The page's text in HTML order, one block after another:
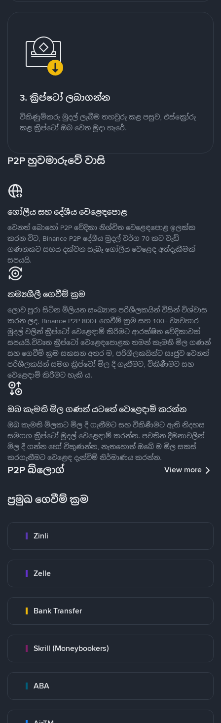
3. ක්‍රිප්ටෝ ලබාගන්න
විකිණුම්කරු මුදල් ලැබීම තහවුරු කළ පසුව, එස්ක්‍රෝරු
කළ ක්‍රිප්ටෝ ඔබ වෙත මුදා හැරේ.
P2P හුවමාරුවේ වාසි
ගෝලීය සහ දේශීය වෙළෙඳපොළ
වෙනත් බොහෝ P2P වේදිකා නිශ්චිත වෙළෙඳපොළ ඉලක්ක
කරන විට, Binance P2P දේශීය මුදල් වර්ග 70 කට වැඩි
ගණනකට සහය දක්වන සැබෑ ගෝලීය වෙළෙඳ අත්දැකීමක්
සපයයි.
නම්‍යශීලී ගෙවීම් ක්‍රම
ලොව පුරා සිටින මිලියන සංඛ්‍යාත පරිශීලකයින් විසින් විශ්වාස
කරන ලද, Binance P2P 800+ ගෙවීම් ක්‍රම සහ 100+ ව්‍යවහාර
මුදල් වලින් ක්‍රිප්ටෝ වෙළෙඳාම් කිරීමට ආරක්ෂිත වේදිකාවක්
සපයයි.විවෘත ක්‍රිප්ටෝ වෙළෙඳපොළක තමන් කැමති මිල ගණන්
සහ ගෙවීම් ක්‍රම සකසන අතර ම, පරිශීලකයින්ට ඍජුව වෙනත්
පරිශීලකයින් සමග ක්‍රිප්ටෝ මිල දී ගැනීමට, විකිණීමට සහ
වෙළෙඳාම් කිරීමට හැකි ය.
ඔබ කැමති මිල ගණන් යටතේ වෙළෙඳාම් කරන්න
ඔබ කැමති මිලකට මිල දී ගැනීමට සහ විකිණීමට ඇති නිදහස
සමගග ක්‍රිප්ටෝ මුදල් වෙළෙඳාම් කරන්න. පවතින දීමනාවලින්
මිල දී ගන්න හෝ විකුණන්න, නැතහොත් ඔබේ ම මිල සකස්
කරගැනීමට වෙළෙඳ දැන්වීම් නිර්මාණය කරන්න.
P2P බ්ලොග් View more
ප්‍රමුඛ ගෙවීම් ක්‍රම
Zinli
Zelle
Bank Transfer
Skrill (Moneybookers)
ABA